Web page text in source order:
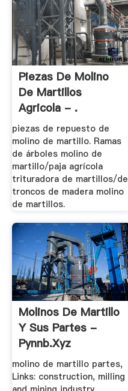
Piezas De Molino
De Martillos
Agricola - .
piezas de repuesto de
molino de martillo. Ramas
de árboles molino de
martillo/paja agrícola
trituradora de martillos/de
troncos de madera molino
de martillos.
Molinos De Martillo
Y Sus Partes -
Pynnb.xyz
molino de martillo partes,
Links: construction, milling